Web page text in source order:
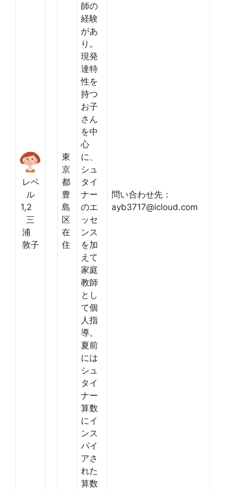
レベ
ル
1,2
三
浦
敦子
東
京
都
豊
島
区
在
住
師の
経験
があ
り。
現発
達特
性を
持つ
お子
さん
を中
心
に、
シュ
タイ
ナー
のエ
ッセ
ンス
を加
えて
家庭
教師
とし
て個
人指
導。
夏前
には
シュ
タイ
ナー
算数
にイ
ンス
パイ
アさ
れた
算数
問い合わせ先：
ayb3717@icloud.com